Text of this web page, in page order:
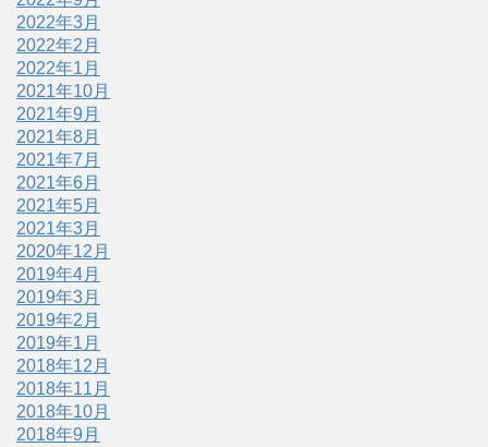
2022年3月
2022年2月
2022年1月
2021年10月
2021年9月
2021年8月
2021年7月
2021年6月
2021年5月
2021年3月
2020年12月
2019年4月
2019年3月
2019年2月
2019年1月
2018年12月
2018年11月
2018年10月
2018年9月